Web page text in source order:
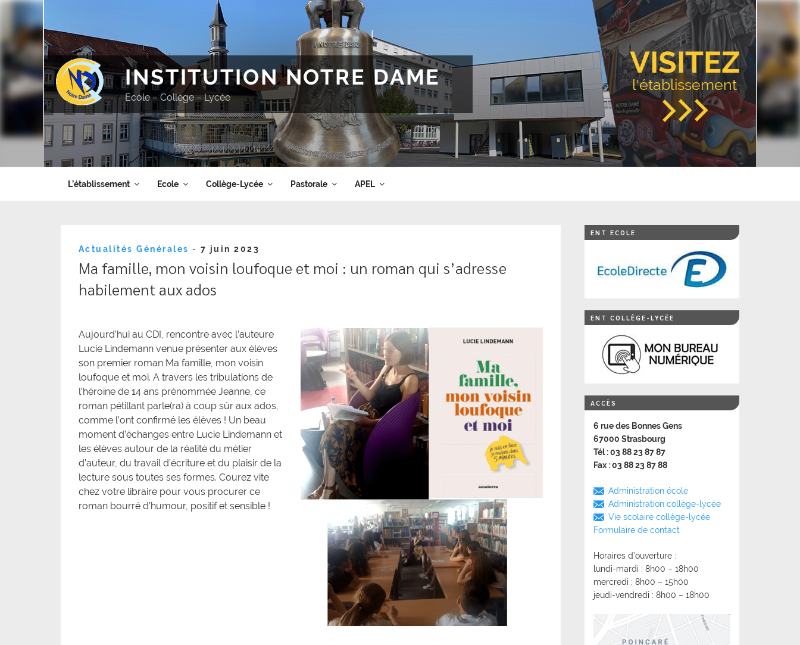
Aller
contenu
principal
VISITEZ
l'établissement
INSTITUTION NOTRE DAME
Ecole – Collège – Lycée
L’établissement Ecole Collège-Lycée Pastorale APEL
Actualités Générales - Publié
7 juin 2023
Ma famille, mon voisin loufoque et moi : un roman qui s’adresse
habilement aux ados
Aujourd’hui au CDI, rencontre avec l’auteure
Lucie Lindemann venue présenter aux élèves
son premier roman Ma famille, mon voisin
loufoque et moi. A travers les tribulations de
l’héroïne de 14 ans prénommée Jeanne, ce
roman pétillant parle(ra) à coup sûr aux ados,
comme l’ont confirmé les élèves ! Un beau
moment d’échanges entre Lucie Lindemann et
les élèves autour de la réalité du métier
d’auteur, du travail d’écriture et du plaisir de la
lecture sous toutes ses formes. Courez vite
chez votre libraire pour vous procurer ce
roman bourré d’humour, positif et sensible !
ENT ECOLE
ENT COLLÈGE-LYCÉE
ACCÈS
6 rue des Bonnes Gens
67000 Strasbourg
Tél : 03 88 23 87 87
Fax : 03 88 23 87 88
Administration école
Administration collège-lycée
Vie scolaire collège-lycée
Formulaire de contact
Horaires d’ouverture :
lundi-mardi : 8h00 – 18h00
mercredi : 8h00 – 15h00
jeudi-vendredi : 8h00 – 18h00